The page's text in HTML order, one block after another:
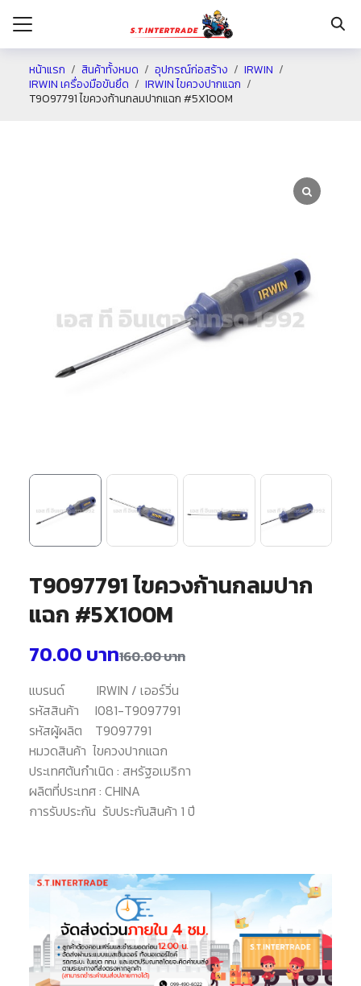
หน้าแรก สินค้าทั้งหมด อุปกรณ์ก่อสร้าง
IRWIN
IRWIN เครื่องมือขันยึด
IRWIN ไขควงปากแฉก
T9097791 ไขควงก้านกลมปากแฉก #5X100M
T9097791 ไขควงก้านกลมปาก
แฉก #5X100M
160.00บาท
70.00 บาท
แบรนด์ IRWIN / เออร์วิ่น
รหัสสินค้า I081-T9097791
รหัสผู้ผลิต T9097791
หมวดสินค้า ไขควงปากแฉก
ประเทศต้นกำเนิด : สหรัฐอเมริกา
ผลิตที่ประเทศ : CHINA
การรับประกัน รับประกันสินค้า 1 ปี